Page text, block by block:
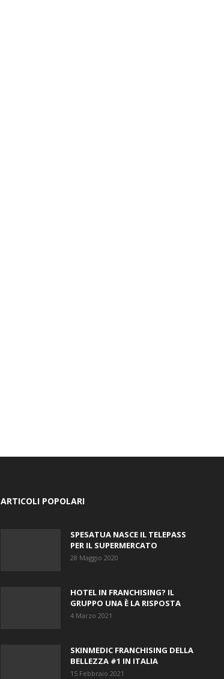
ARTICOLI POPOLARI
SPESATUA NASCE IL TELEPASS
PER IL SUPERMERCATO
28 Maggio 2020
HOTEL IN FRANCHISING? IL
GRUPPO UNA È LA RISPOSTA
4 Marzo 2021
SKINMEDIC FRANCHISING DELLA
BELLEZZA #1 IN ITALIA
15 Febbraio 2021